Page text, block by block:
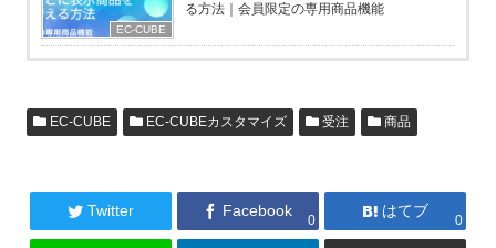
EC-CUBE
る方法｜会員限定の専用商品機能
EC-CUBE EC-CUBEカスタマイズ 受注 商品
Twitter Facebook
0
はてブ
0